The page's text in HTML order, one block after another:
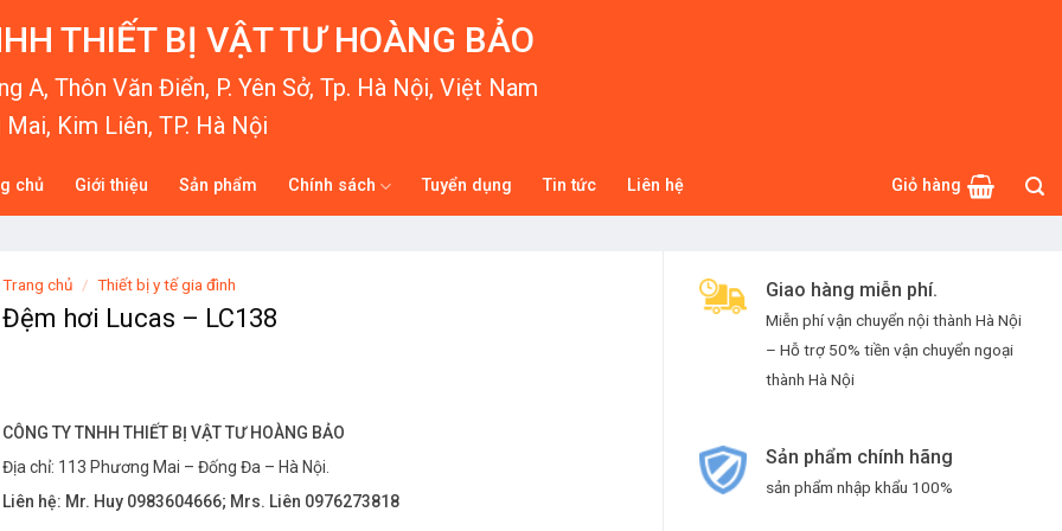
THIẾT BỊ VẬT TƯ HOÀNG BẢO
A, Thôn Văn Điển, P. Yên Sở, Tp. Hà Nội, Việt Nam
Kim Liên, TP. Hà Nội
chủ Giới thiệu Sản phẩm Chính sách Tuyển dụng Tin tức Liên hệ Giỏ hàng
Giao hàng miễn phí.
Miễn phí vận chuyển nội thành Hà Nội
– Hỗ trợ 50% tiền vận chuyển ngoại
thành Hà Nội
Sản phẩm chính hãng
sản phẩm nhập khẩu 100%
Trang chủ / Thiết bị y tế gia đình
Đệm hơi Lucas – LC138
CÔNG TY TNHH THIẾT BỊ VẬT TƯ HOÀNG BẢO
Địa chỉ: 113 Phương Mai – Đống Đa – Hà Nội.
Liên hệ: Mr. Huy 0983604666; Mrs. Liên 0976273818